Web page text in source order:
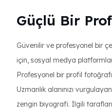
Güçlü Bir
Güvenilir ve profesyonel bir
için, sosyal medya
Profesyonel bir profil
Uzmanlık alanınızı
zengin biyografi. İlgili